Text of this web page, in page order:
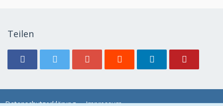
Teilen
Datenschutzerklärung Impressum